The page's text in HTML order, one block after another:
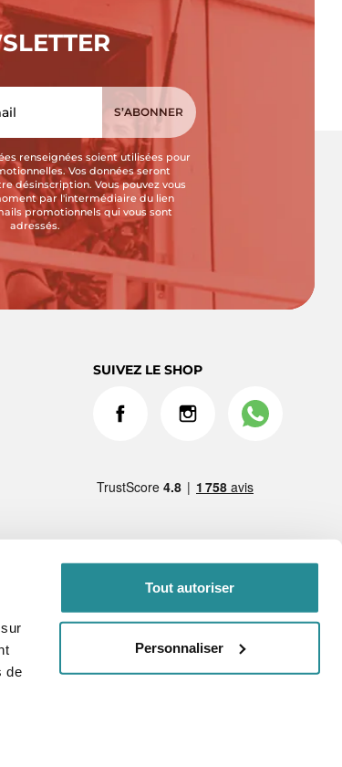
de
Tout autoriser
Personnaliser
renseignées soient utilisées pour
Vos données seront
désinscription. Vous pouvez vous
par l'intermédiaire du lien
promotionnels qui vous sont
adressés.
SUIVEZ LE SHOP